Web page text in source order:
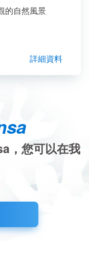
的自然風景
詳細資料
，您可以在我